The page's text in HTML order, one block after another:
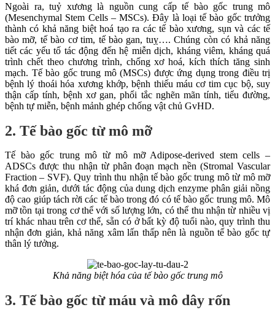
Ngoài ra, tuỷ xương là nguồn cung cấp tế bào gốc trung mô
(Mesenchymal Stem Cells – MSCs). Đây là loại tế bào gốc trưởng
thành có khả năng biệt hoá tạo ra các tế bào xương, sụn và các tế
bào mỡ, tế bào cơ tim, tế bào gan, tuỵ…. Chúng còn có khả năng
tiết các yếu tố tác động đến hệ miễn dịch, kháng viêm, kháng quá
trình chết theo chương trình, chống xơ hoá, kích thích tăng sinh
mạch. Tế bào gốc trung mô (MSCs) được ứng dụng trong điều trị
bệnh lý thoái hóa xương khớp, bệnh thiếu máu cơ tim cục bộ, suy
thận cấp tính, bệnh xơ gan, phổi tắc nghẽn mãn tính, tiểu đường,
bệnh tự miễn, bệnh mảnh ghép chống vật chủ GvHD.
2. Tế bào gốc từ mô mỡ
Tế bào gốc trung mô từ mô mỡ Adipose-derived stem cells –
ADSCs được thu nhận từ phân đoạn mạch nền (Stromal Vascular
Fraction – SVF). Quy trình thu nhận tế bào gốc trung mô từ mô mỡ
khá đơn giản, dưới tác động của dung dịch enzyme phân giải nồng
độ cao giúp tách rời các tế bào trong đó có tế bào gốc trung mô. Mô
mỡ tồn tại trong cơ thể với số lượng lớn, có thể thu nhận từ nhiều vị
trí khác nhau trên cơ thể, sẵn có ở bất kỳ độ tuổi nào, quy trình thu
nhận đơn giản, khả năng xâm lấn thấp nên là nguồn tế bào gốc tự
thân lý tưởng.
Khả năng biệt hóa của tế bào gốc trung mô
3. Tế bào gốc từ máu và mô dây rốn